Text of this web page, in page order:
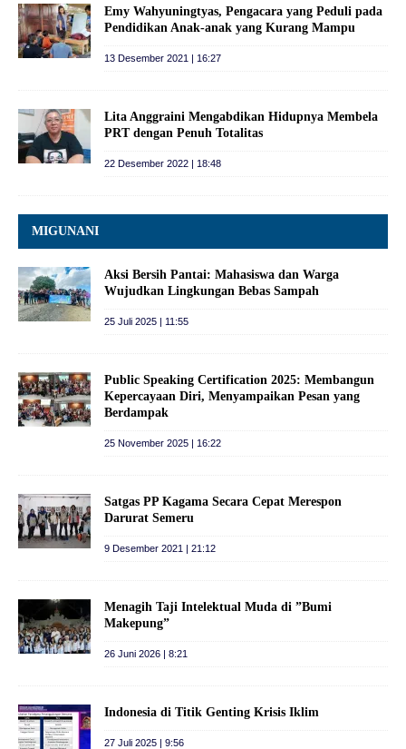
Emy Wahyuningtyas, Pengacara yang Peduli pada
Pendidikan Anak-anak yang Kurang Mampu
13 Desember 2021 | 16:27
Lita Anggraini Mengabdikan Hidupnya Membela
PRT dengan Penuh Totalitas
22 Desember 2022 | 18:48
MIGUNANI
Aksi Bersih Pantai: Mahasiswa dan Warga
Wujudkan Lingkungan Bebas Sampah
25 Juli 2025 | 11:55
Public Speaking Certification 2025: Membangun
Kepercayaan Diri, Menyampaikan Pesan yang
Berdampak
25 November 2025 | 16:22
Satgas PP Kagama Secara Cepat Merespon
Darurat Semeru
9 Desember 2021 | 21:12
Menagih Taji Intelektual Muda di ”Bumi
Makepung”
26 Juni 2026 | 8:21
Indonesia di Titik Genting Krisis Iklim
27 Juli 2025 | 9:56